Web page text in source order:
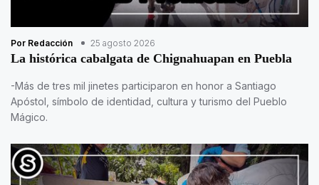
Por Redacción 25 agosto 2026
La histórica cabalgata de Chignahuapan en Puebla
-Más de tres mil jinetes participaron en honor a Santiago
Apóstol, símbolo de identidad, cultura y turismo del Pueblo
Mágico.